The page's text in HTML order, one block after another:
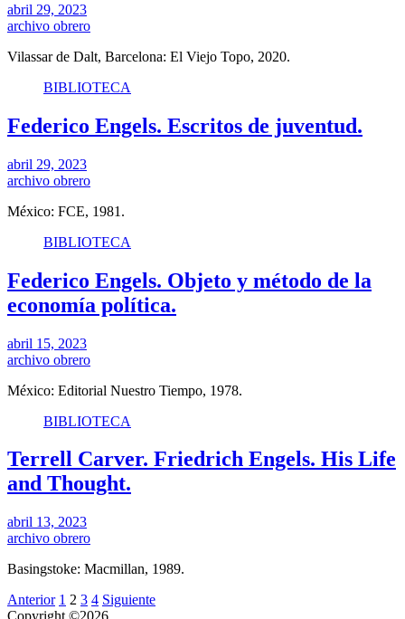
abril 29, 2023
archivo obrero
Vilassar de Dalt, Barcelona: El Viejo Topo, 2020.
BIBLIOTECA
Federico Engels. Escritos de juventud.
abril 29, 2023
archivo obrero
México: FCE, 1981.
BIBLIOTECA
Federico Engels. Objeto y método de la
economía política.
abril 15, 2023
archivo obrero
México: Editorial Nuestro Tiempo, 1978.
BIBLIOTECA
Terrell Carver. Friedrich Engels. His Life
and Thought.
abril 13, 2023
archivo obrero
Basingstoke: Macmillan, 1989.
Anterior 1 2 3 4 Siguiente